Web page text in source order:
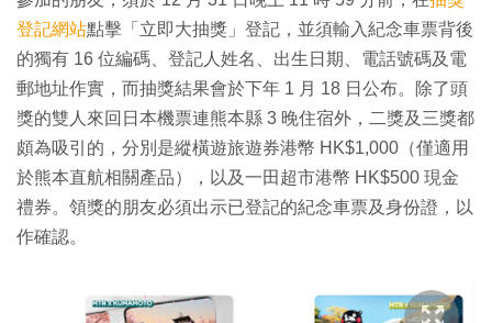
登記網站點擊「立即大抽獎」登記，並須輸入紀念車票背後
的獨有 16 位編碼、登記人姓名、出生日期、電話號碼及電
郵地址作實，而抽獎結果會於下年 1 月 18 日公布。除了頭
獎的雙人來回日本機票連熊本縣 3 晚住宿外，二獎及三獎都
頗為吸引的，分別是縱橫遊旅遊券港幣 HK$1,000（僅適用
於熊本直航相關產品），以及一田超市港幣 HK$500 現金
禮券。領獎的朋友必須出示已登記的紀念車票及身份證，以
作確認。